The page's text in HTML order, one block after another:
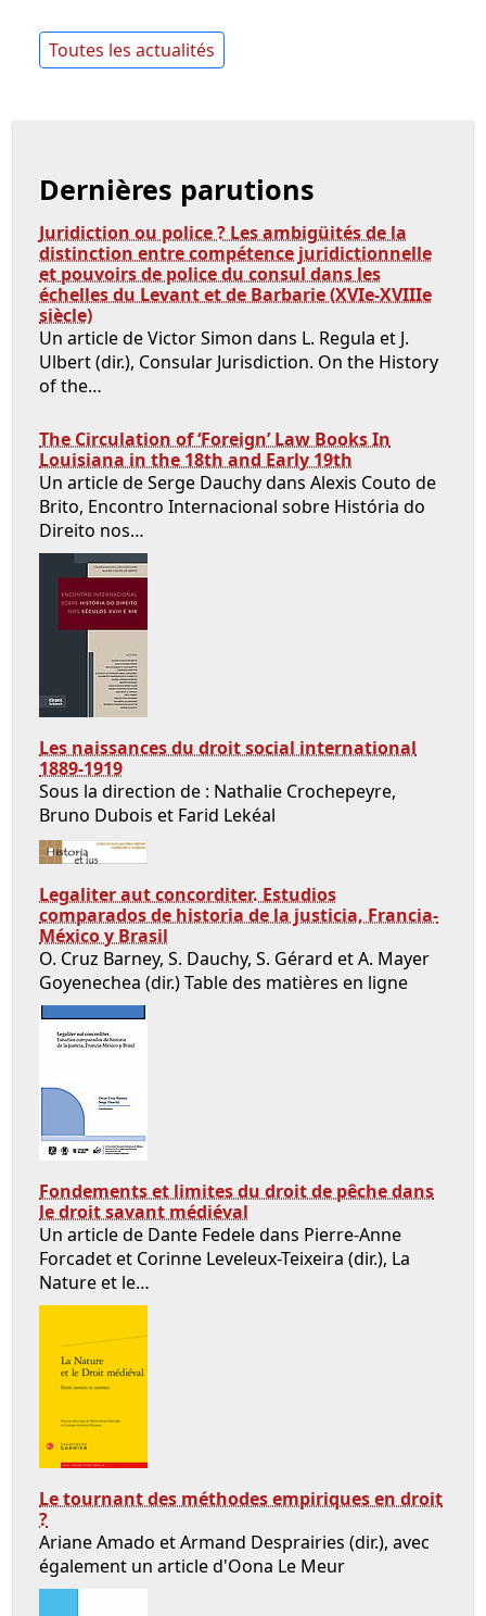
Toutes les actualités
Dernières parutions
Juridiction ou police ? Les ambigüités de la
distinction entre compétence juridictionnelle
et pouvoirs de police du consul dans les
échelles du Levant et de Barbarie (XVIe-XVIIIe
siècle)
Un article de Victor Simon dans L. Regula et J.
Ulbert (dir.), Consular Jurisdiction. On the History
of the…
The Circulation of ‘Foreign’ Law Books In
Louisiana in the 18th and Early 19th
Un article de Serge Dauchy dans Alexis Couto de
Brito, Encontro Internacional sobre História do
Direito nos…
Les naissances du droit social international
1889-1919
Sous la direction de : Nathalie Crochepeyre,
Bruno Dubois et Farid Lekéal
Legaliter aut concorditer. Estudios
comparados de historia de la justicia, Francia-
México y Brasil
O. Cruz Barney, S. Dauchy, S. Gérard et A. Mayer
Goyenechea (dir.) Table des matières en ligne
Fondements et limites du droit de pêche dans
le droit savant médiéval
Un article de Dante Fedele dans Pierre-Anne
Forcadet et Corinne Leveleux-Teixeira (dir.), La
Nature et le…
Le tournant des méthodes empiriques en droit
?
Ariane Amado et Armand Desprairies (dir.), avec
également un article d'Oona Le Meur